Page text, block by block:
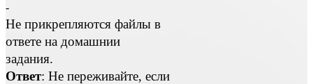
-
Не прикрепляются файлы в
ответе на домашнии
задания.
Ответ: Не переживайте, если